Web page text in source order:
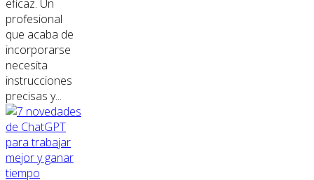
eficaz. Un
profesional
que acaba de
incorporarse
necesita
instrucciones
precisas y...